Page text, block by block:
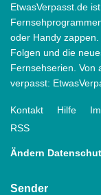
EtwasVerpasst.de
oder Handy
Folgen und die
Fernsehserien. Von
verpasst:
Kontakt Hilfe
RSS
Ändern
Sender